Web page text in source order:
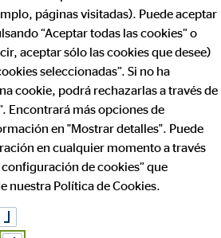
seguras?
Allfinanz España S.A.
páginas visitadas). Puede aceptar
“Aceptar todas las cookies” o
aceptar sólo las cookies que desee)
seleccionadas”. Si no ha
cookie, podrá rechazarlas a través de
Encontrará más opciones de
en "Mostrar detalles". Puede
en cualquier momento a través
de cookies” que
nuestra Política de Cookies.